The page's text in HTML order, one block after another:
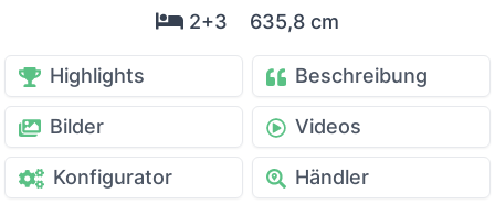
2+3 635,8 cm
Highlights Beschreibung
Bilder Videos
Konfigurator Händler